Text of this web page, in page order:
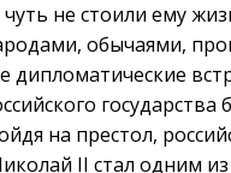
не стоили ему
обычаями,
дипломатические
государства
на престол,
II стал одним